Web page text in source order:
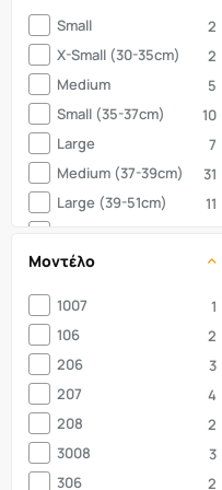
HYUNDAI
MERCEDES
MINI COOPER
OPEL
SEAT
2
SKODA
7
SMART
2
SUZUKI
4
TOYOTA
5
UNIVERSAL
4
VW
14
Small
2
X-Small (30-35cm)
2
Medium
5
Small (35-37cm)
10
Large
7
Medium (37-39cm)
31
Large (39-51cm)
11
Μοντέλο
1007
1
106
2
206
3
207
4
208
2
3008
3
306
2